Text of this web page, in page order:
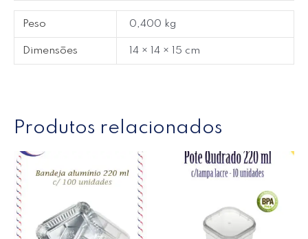
Peso 0,400 kg
Dimensões 14 × 14 × 15 cm
Produtos relacionados